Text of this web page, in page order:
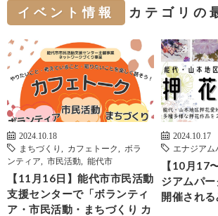
イベント情報 カテゴリの
2024.10.18
まちづくり
カフェトーク
ボラ
ンティア
市民活動 能代市
【11月16日】能代市市民活動
支援センターで「ボランティ
ア・市民活動・まちづくり カ
2024.10.17
エナジアム
【10月17
ジアムパ
開催される